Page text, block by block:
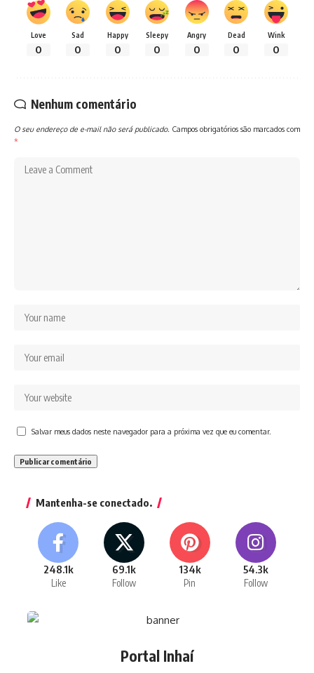
Love
0
Sad
0
Happy
0
Sleepy
0
Angry
0
Dead
0
Wink
0
Nenhum comentário
O seu endereço de e-mail não será publicado. Campos obrigatórios são marcados com
*
Salvar meus dados neste navegador para a próxima vez que eu comentar.
Mantenha-se conectado.
248.1k
Like
69.1k
Follow
134k
Pin
54.3k
Follow
Portal Inhaí